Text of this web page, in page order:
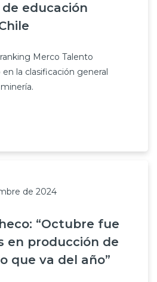
educación
Merco Talento
la clasificación general
de 2024
“Octubre fue
en producción de
que va del año”